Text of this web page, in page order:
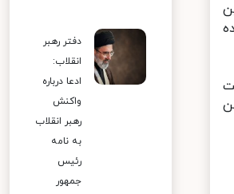
دفتر رهبر
انقلاب:
ادعا درباره
واکنش
رهبر انقلاب
به نامه
رئیس
جمهور